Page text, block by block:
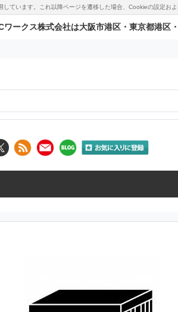
ています。これ以降ページを遷移した場合、Cookieの設定お
ワークス株式会社は大阪市港区・東京都港区